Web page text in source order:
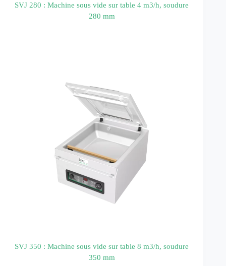
SVJ 280 : Machine sous vide sur table 4 m3/h, soudure
280 mm
SVJ 350 : Machine sous vide sur table 8 m3/h, soudure
350 mm